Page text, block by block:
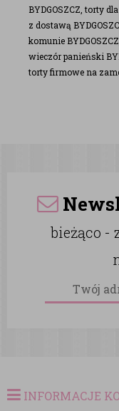
BYDGOSZCZ, torty
z dostawą
komunie
wieczór panieński
torty firmowe na
bieżąco -
INFORMACJE